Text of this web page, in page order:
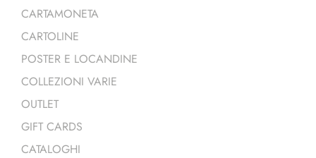
CARTAMONETA
CARTOLINE
POSTER E LOCANDINE
COLLEZIONI VARIE
OUTLET
GIFT CARDS
CATALOGHI